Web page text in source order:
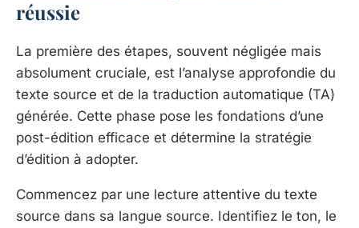
réussie
La première des étapes, souvent négligée mais
absolument cruciale, est l’analyse approfondie du
texte source et de la traduction automatique (TA)
générée. Cette phase pose les fondations d’une
post-édition efficace et détermine la stratégie
d’édition à adopter.
Commencez par une lecture attentive du texte
source dans sa langue source. Identifiez le ton, le